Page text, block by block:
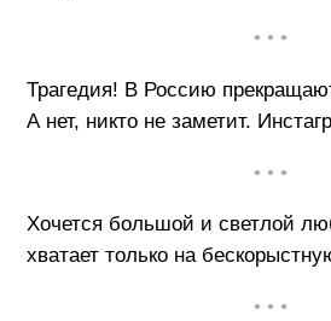
• • •
Трагедия! В Россию
А нет, никто не заметит.
• • •
Хочется большой и светлой
хватает только на
• • •